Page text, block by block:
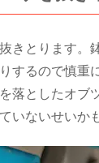
きとります。
するので慎重
落としたオブ
いないせいか